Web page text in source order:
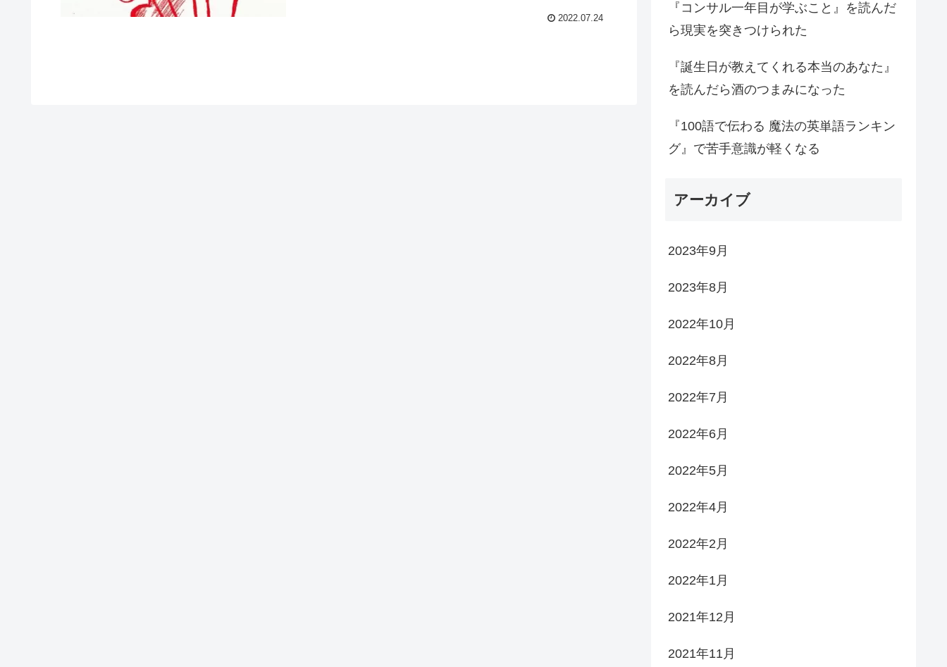
2022.07.24
『コンサル一年目が学ぶこと』を読んだ
ら現実を突きつけられた
『誕生日が教えてくれる本当のあなた』
を読んだら酒のつまみになった
『100語で伝わる 魔法の英単語ランキン
グ』で苦手意識が軽くなる
アーカイブ
2023年9月
2023年8月
2022年10月
2022年8月
2022年7月
2022年6月
2022年5月
2022年4月
2022年2月
2022年1月
2021年12月
2021年11月